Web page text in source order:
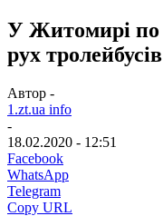
У Житомирі по
рух тролейбусів
Автор -
1.zt.ua info
-
18.02.2020 - 12:51
Facebook
WhatsApp
Telegram
Copy URL